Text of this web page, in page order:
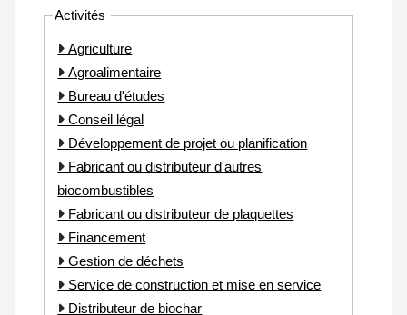
Activités
Agriculture
Agroalimentaire
Bureau d'études
Conseil légal
Développement de projet ou planification
Fabricant ou distributeur d'autres
biocombustibles
Fabricant ou distributeur de plaquettes
Financement
Gestion de déchets
Service de construction et mise en service
Distributeur de biochar